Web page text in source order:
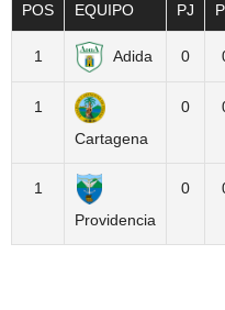
POS EQUIPO PJ
1 Adida 0
1
Cartagena
0
1
Providencia
0